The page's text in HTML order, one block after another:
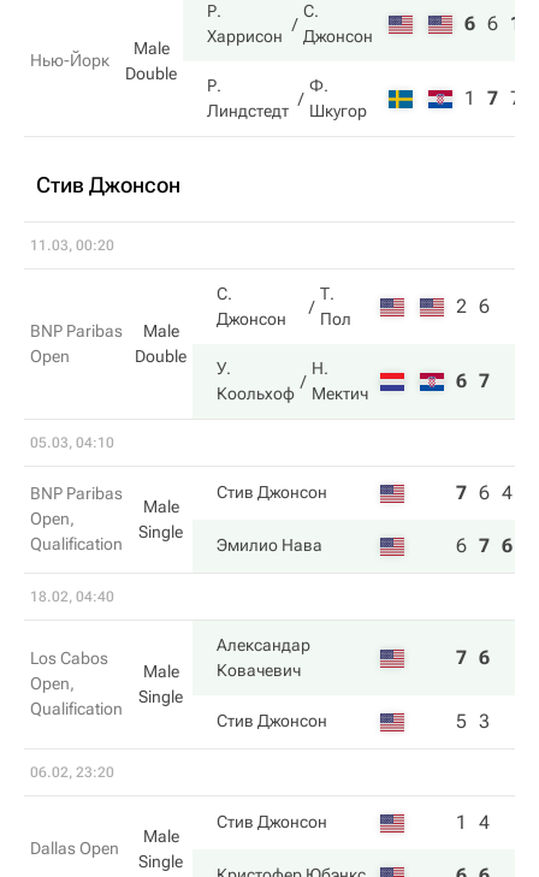
Нью-Йорк
Male
Double
Р.
Харрисон
С.
Джонсон
6 6 10
Р.
Линдстедт
Ф.
Шкугор
1 7 7
Стив Джонсон
11.03, 00:20
BNP Paribas
Open
Male
Double
С.
Джонсон
Т.
Пол
2 6
У.
Коольхоф
Н.
Мектич
6 7
05.03, 04:10
BNP Paribas
Open,
Qualification
Male
Single
Стив Джонсон 7 6 4
Эмилио Нава 6 7 6
18.02, 04:40
Los Cabos
Open,
Qualification
Male
Single
Александар
Ковачевич
7 6
Стив Джонсон 5 3
06.02, 23:20
Dallas Open
Male
Single
Стив Джонсон 1 4